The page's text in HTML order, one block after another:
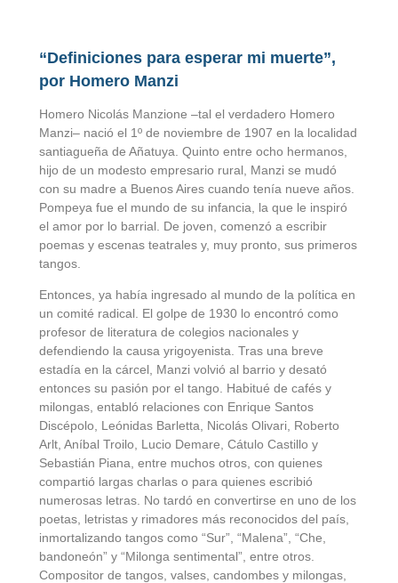
“Definiciones para esperar mi muerte”,
por Homero Manzi
Homero Nicolás Manzione –tal el verdadero Homero
Manzi– nació el 1º de noviembre de 1907 en la localidad
santiagueña de Añatuya. Quinto entre ocho hermanos,
hijo de un modesto empresario rural, Manzi se mudó
con su madre a Buenos Aires cuando tenía nueve años.
Pompeya fue el mundo de su infancia, la que le inspiró
el amor por lo barrial. De joven, comenzó a escribir
poemas y escenas teatrales y, muy pronto, sus primeros
tangos.
Entonces, ya había ingresado al mundo de la política en
un comité radical. El golpe de 1930 lo encontró como
profesor de literatura de colegios nacionales y
defendiendo la causa yrigoyenista. Tras una breve
estadía en la cárcel, Manzi volvió al barrio y desató
entonces su pasión por el tango. Habitué de cafés y
milongas, entabló relaciones con Enrique Santos
Discépolo, Leónidas Barletta, Nicolás Olivari, Roberto
Arlt, Aníbal Troilo, Lucio Demare, Cátulo Castillo y
Sebastián Piana, entre muchos otros, con quienes
compartió largas charlas o para quienes escribió
numerosas letras. No tardó en convertirse en uno de los
poetas, letristas y rimadores más reconocidos del país,
inmortalizando tangos como “Sur”, “Malena”, “Che,
bandoneón” y “Milonga sentimental”, entre otros.
Compositor de tangos, valses, candombes y milongas,